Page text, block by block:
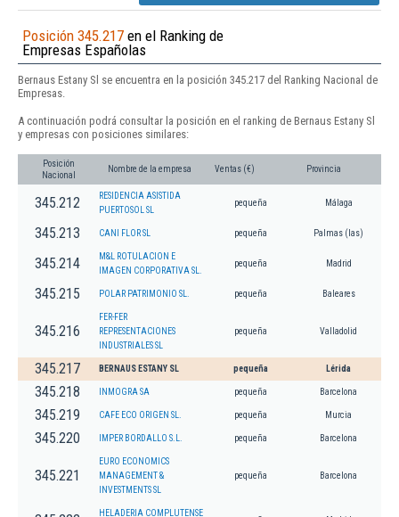
Posición 345.217 en el Ranking de
Empresas Españolas
Bernaus Estany Sl se encuentra en la posición 345.217 del Ranking Nacional de
Empresas.
A continuación podrá consultar la posición en el ranking de Bernaus Estany Sl
y empresas con posiciones similares:
Posición
Nacional
Nombre de la empresa Ventas (€) Provincia
345.212
RESIDENCIA ASISTIDA
PUERTOSOL SL
pequeña Málaga
345.213 CANI FLOR SL pequeña Palmas (las)
345.214
M&L ROTULACION E
IMAGEN CORPORATIVA SL.
pequeña Madrid
345.215 POLAR PATRIMONIO SL. pequeña Baleares
345.216
FER-FER
REPRESENTACIONES
INDUSTRIALES SL
pequeña Valladolid
345.217 BERNAUS ESTANY SL pequeña Lérida
345.218 INMOGRA SA pequeña Barcelona
345.219 CAFE ECO ORIGEN SL. pequeña Murcia
345.220 IMPER BORDALLO S.L. pequeña Barcelona
345.221
EURO ECONOMICS
MANAGEMENT &
INVESTMENTS SL
pequeña Barcelona
HELADERIA COMPLUTENSE